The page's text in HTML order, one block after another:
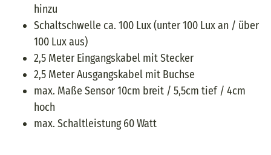
hinzu
Schaltschwelle ca. 100 Lux (unter 100 Lux an / über
100 Lux aus)
2,5 Meter Eingangskabel mit Stecker
2,5 Meter Ausgangskabel mit Buchse
max. Maße Sensor 10cm breit / 5,5cm tief / 4cm
hoch
max. Schaltleistung 60 Watt